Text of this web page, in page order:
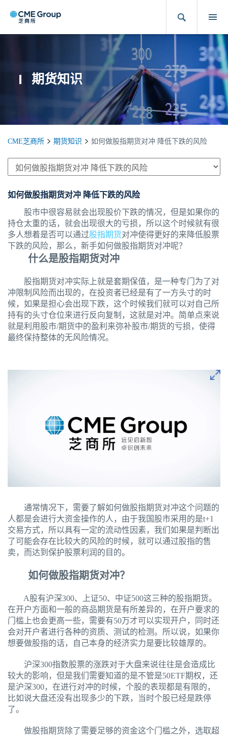
期货知识
CME芝商所 期货知识 如何做股指期货对冲 降低下跌的风险
如何做股指期货对冲 降低下跌的风险
股市中很容易就会出现股价下跌的情况，但是如果你的
持仓太重的话，就会出现很大的亏损，所以这个时候就有很
多人想着是否可以通过股指期货对冲使得更好的来降低股票
下跌的风险，那么，新手如何做股指期货对冲呢？
什么是股指期货对冲
股指期货对冲实际上就是套期保值，是一种专门为了对
冲限制风险而出现的，在投资者已经是有了一方头寸的时
候，如果是担心会出现下跌，这个时候我们就可以对自己所
持有的头寸仓位来进行反向复制，这就是对冲。简单点来说
就是利用股市/期货中的盈利来弥补股市/期货的亏损，使得
最终保持整体的无风险情况。
通常情况下，需要了解如何做股指期货对冲这个问题的
人都是会进行大资金操作的人，由于我国股市采用的是t+1
交易方式，所以具有一定的流动性因素，我们如果是判断出
了可能会存在比较大的风险的时候，就可以通过股指的售
卖，而达到保护股票利润的目的。
如何做股指期货对冲？
A股有沪深300、上证50、中证500这三种的股指期货。
在开户方面和一般的商品期货是有所差异的，在开户要求的
门槛上也会更高一些，需要有50万才可以实现开户，同时还
会对开户者进行各种的资质、测试的检测。所以说，如果你
想要做股指的话，自己本身的经济实力是要比较雄厚的。
沪深300指数股票的涨跌对于大盘来说往往是会造成比
较大的影响，但是我们需要知道的是不管是50ETF期权，还
是沪深300，在进行对冲的时候，个股的表现都是有限的，
比如说大盘还没有出现多少的下跌，当时个股已经是跌停
了。
做股指期货除了需要足够的资金这个门槛之外，选取超